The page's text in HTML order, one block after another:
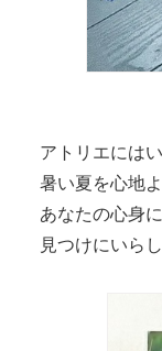
アトリエには
暑い夏を心地
あなたの心身
見つけにいら